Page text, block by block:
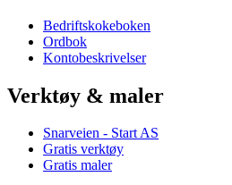
Bedriftskokeboken
Ordbok
Kontobeskrivelser
Verktøy & maler
Snarveien - Start AS
Gratis verktøy
Gratis maler